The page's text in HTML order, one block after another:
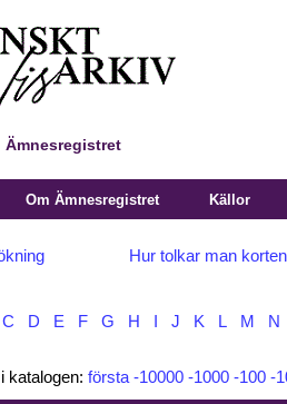
Ämnesregistret
Om Ämnesregistret Källor
Hur tolkar man
C D E F G H J K L M N
katalogen: första -10000 -1000 -100 -